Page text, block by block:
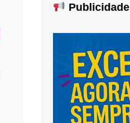
Publicidade